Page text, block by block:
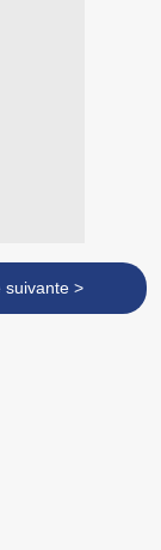
suivante >